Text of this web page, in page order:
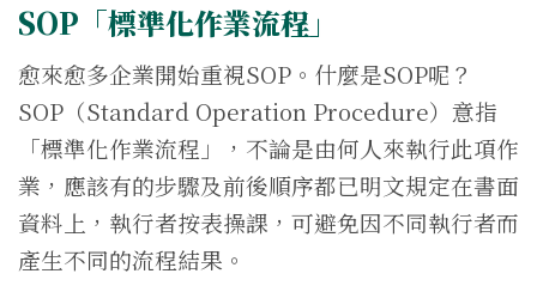
SOP「標準化作業流程」
愈來愈多企業開始重視SOP。什麼是SOP呢？
SOP（Standard Operation Procedure）意指
「標準化作業流程」，不論是由何人來執行此項作
業，應該有的步驟及前後順序都已明文規定在書面
資料上，執行者按表操課，可避免因不同執行者而
產生不同的流程結果。